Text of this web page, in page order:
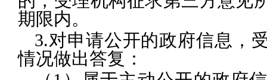
期限内。
3.对申请公开的政府信息，
情况做出答复：